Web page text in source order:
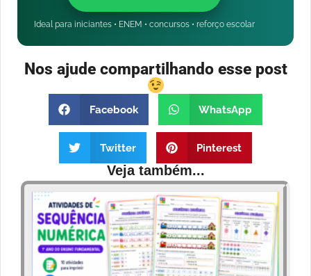
Ideal para iniciantes • ENEM • concursos • reforço escolar
Nos ajude compartilhando esse post
Facebook WhatsApp
Twitter Pinterest
Veja também...